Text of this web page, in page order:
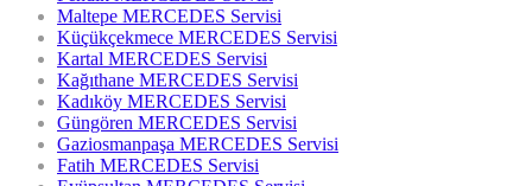
Maltepe MERCEDES Servisi
Küçükçekmece MERCEDES Servisi
Kartal MERCEDES Servisi
Kağıthane MERCEDES Servisi
Kadıköy MERCEDES Servisi
Güngören MERCEDES Servisi
Gaziosmanpaşa MERCEDES Servisi
Fatih MERCEDES Servisi